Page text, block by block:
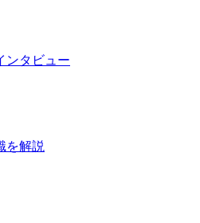
ンタビュー
を解説